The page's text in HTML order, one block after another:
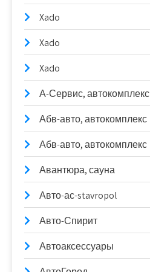
Xado
Xado
Xado
А-Сервис, автокомплекс
Абв-авто, автокомплекс
Абв-авто, автокомплекс
Авантюра, сауна
Авто-ас-stavropol
Авто-Спирит
Автоаксессуары